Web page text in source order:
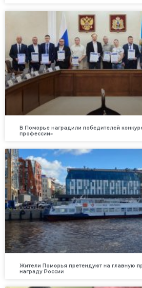
В Поморье наградили победителей
профессии»
Жители Поморья претендуют на главную
награду России